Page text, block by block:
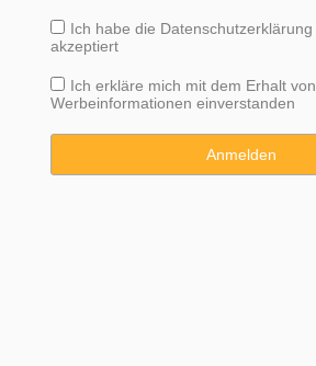
Ich habe die Datenschutzerklärung
akzeptiert
Ich erkläre mich mit dem Erhalt von
Werbeinformationen einverstanden